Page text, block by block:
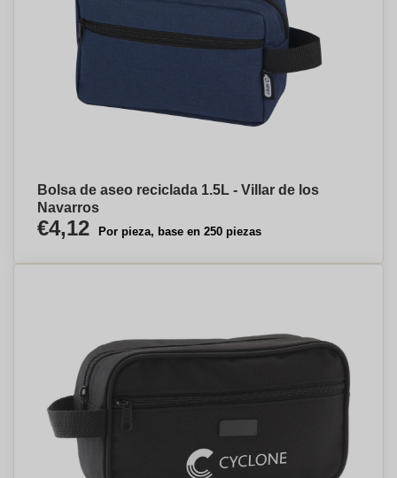
Bolsa de aseo reciclada 1.5L - Villar de los
Navarros
€4,12 Por pieza, base en 250 piezas